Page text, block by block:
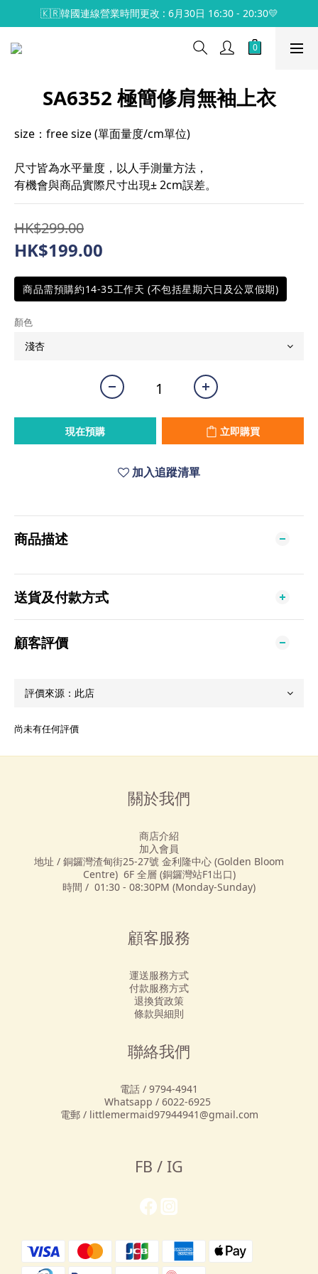
🇰🇷韓國連線營業時間更改 : 6月30日 16:30 - 20:30💛
SA6352 極簡修肩無袖上衣
size：free size (單面量度/cm單位)
尺寸皆為水平量度，以人手測量方法，
有機會與商品實際尺寸出現± 2cm誤差。
HK$299.00
HK$199.00
商品需預購約14-35工作天 (不包括星期六日及公眾假期)
顏色
現在預購 立即購買
加入追蹤清單
商品描述
送貨及付款方式
顧客評價
尚未有任何評價
關於我們
商店介紹
加入會員
地址 / 銅鑼灣渣甸街25-27號 金利隆中心 (Golden Bloom
Centre) 6F 全層 (銅鑼灣站F1出口)
時間 / 01:30 - 08:30PM (Monday-Sunday)
顧客服務
運送服務方式
付款服務方式
退換貨政策
條款與細則
聯絡我們
電話 / 9794-4941
Whatsapp / 6022-6925
電郵 / littlemermaid97944941@gmail.com
FB / IG